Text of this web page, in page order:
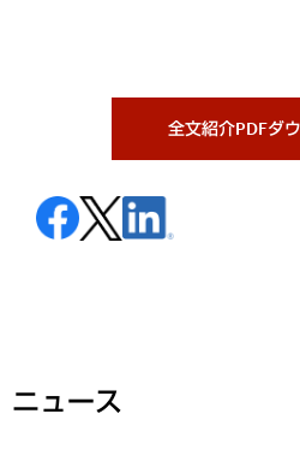
全文紹介PDFダ
ニュース